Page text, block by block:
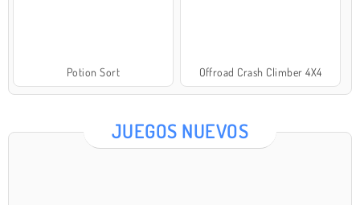
Potion Sort Offroad Crash Climber 4X4
JUEGOS NUEVOS